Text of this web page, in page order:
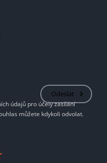
Odeslat
údajů pro účely zasílání
můžete kdykoli odvolat.